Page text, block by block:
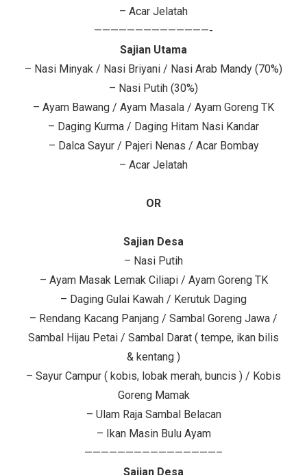
– Acar Jelatah
——————————————-
Sajian Utama
– Nasi Minyak / Nasi Briyani / Nasi Arab Mandy (70%)
– Nasi Putih (30%)
– Ayam Bawang / Ayam Masala / Ayam Goreng TK
– Daging Kurma / Daging Hitam Nasi Kandar
– Dalca Sayur / Pajeri Nenas / Acar Bombay
– Acar Jelatah
OR
Sajian Desa
– Nasi Putih
– Ayam Masak Lemak Ciliapi / Ayam Goreng TK
– Daging Gulai Kawah / Kerutuk Daging
– Rendang Kacang Panjang / Sambal Goreng Jawa /
Sambal Hijau Petai / Sambal Darat ( tempe, ikan bilis
& kentang )
– Sayur Campur ( kobis, lobak merah, buncis ) / Kobis
Goreng Mamak
– Ulam Raja Sambal Belacan
– Ikan Masin Bulu Ayam
————————————————–
Sajian Desa